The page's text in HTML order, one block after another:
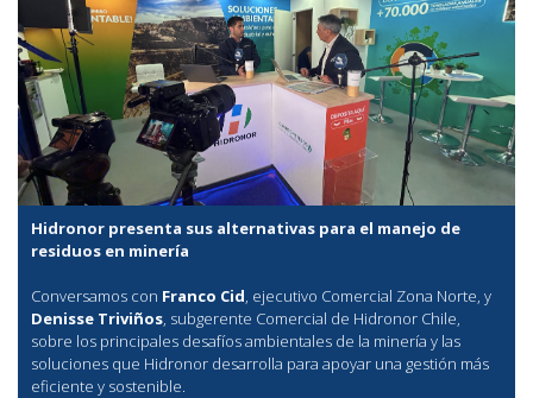
Hidronor presenta sus alternativas para el manejo de
residuos en minería
Conversamos con Franco Cid, ejecutivo Comercial Zona Norte, y
Denisse Triviños, subgerente Comercial de Hidronor Chile,
sobre los principales desafíos ambientales de la minería y las
soluciones que Hidronor desarrolla para apoyar una gestión más
eficiente y sostenible.